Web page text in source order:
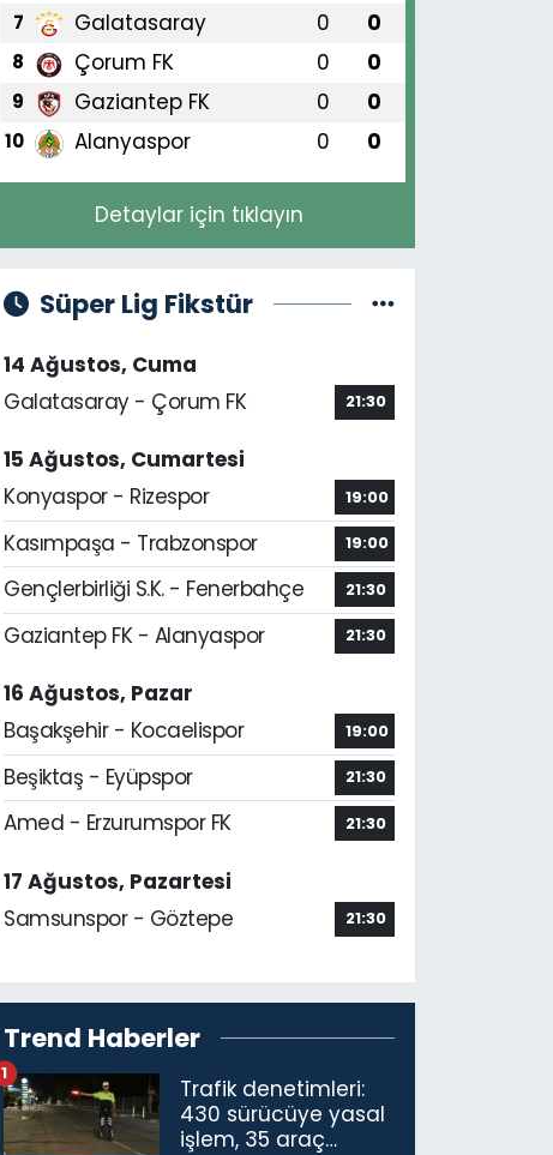
7 Galatasaray 0 0
8 Çorum FK 0 0
9 Gaziantep FK 0 0
10 Alanyaspor 0 0
Detaylar için tıklayın
Süper Lig Fikstür
14 Ağustos, Cuma
Galatasaray - Çorum FK
21:30
15 Ağustos, Cumartesi
Konyaspor - Rizespor
19:00
Kasımpaşa - Trabzonspor 19:00
Gençlerbirliği S.K. - Fenerbahçe 21:30
Gaziantep FK - Alanyaspor 21:30
16 Ağustos, Pazar
Başakşehir - Kocaelispor
19:00
Beşiktaş - Eyüpspor 21:30
Amed - Erzurumspor FK 21:30
17 Ağustos, Pazartesi
Samsunspor - Göztepe
21:30
Trend Haberler
Trafik denetimleri:
430 sürücüye yasal
işlem, 35 araç
1